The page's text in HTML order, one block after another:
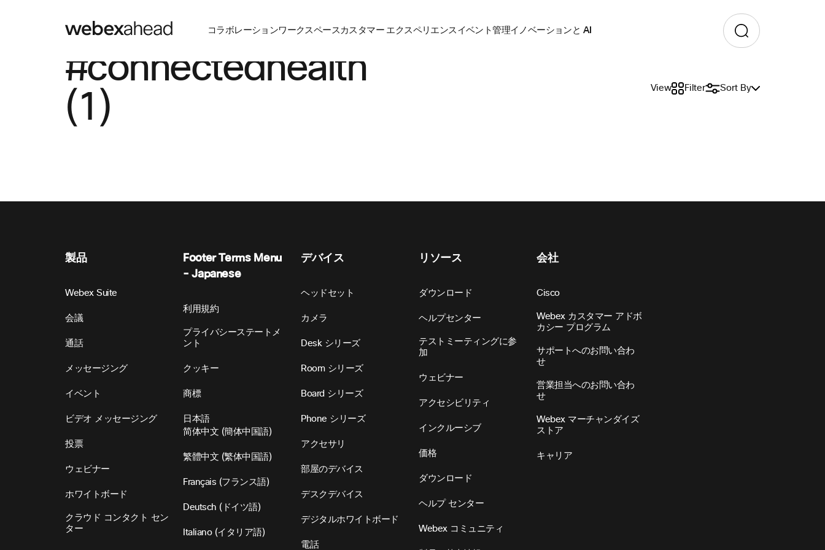
コラボレーションワークスペースカスタマー エクスペリエンスイベント管理イノベーションと AI
#connectedhealth
(1)
View Filter Sort By
製品
Webex Suite
会議
通話
メッセージング
イベント
ビデオ メッセージング
投票
ウェビナー
ホワイトボード
クラウド コンタクト セン
ター
Footer Terms Menu
- Japanese
利用規約
プライバシーステートメ
ント
クッキー
商標
日本語
简体中文 (簡体中国語)
繁體中文 (繁体中国語)
Français (フランス語)
Deutsch ( ドイツ語)
Italiano(イタリア語)
デバイス​
ヘッドセット​
カメラ​
Desk シリーズ​
Room シリーズ​
Board シリーズ​
Phone シリーズ​
アクセサリ​
部屋のデバイス
デスクデバイス
デジタルホワイトボード
電話
リソース
ダウンロード​
ヘルプセンター​
テストミーティングに参
加​
ウェビナー
アクセシビリティ
インクルーシブ
価格
ダウンロード
ヘルプ センター
Webex コミュニティ
会社
Cisco
Webex カスタマー アドボ
カシー プログラム
サポートへのお問い合わ
せ
営業担当へのお問い合わ
せ
Webex マーチャンダイズ
ストア
キャリア